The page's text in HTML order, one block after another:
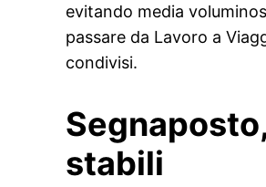
evitando media
passare da Lavoro a
condivisi.
stabili